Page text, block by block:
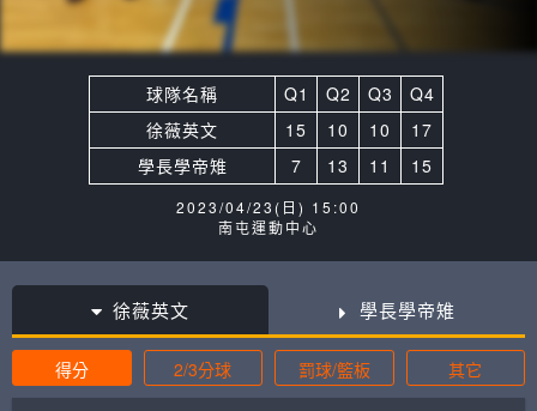
球隊名稱 Q1 Q2 Q3
Q4
徐薇英文
15 10 10
17
學長學帝雉
7 13 11 15
2023/04/23(日) 15:00
南屯運動中心
徐薇英文 學長學帝雉
得分 2/3分球 罰球/籃板 其它